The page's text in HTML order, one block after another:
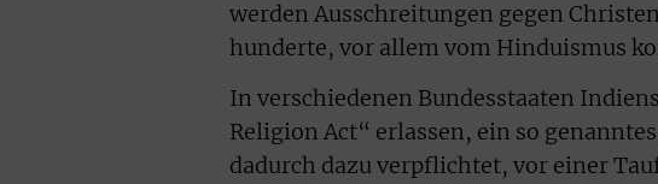
werden Ausschreitungen gegen
hunderte, vor allem vom Hinduismus
In verschiedenen Bundesstaaten
Religion Act“ erlassen, ein so
dadurch dazu verpflichtet, vor einer